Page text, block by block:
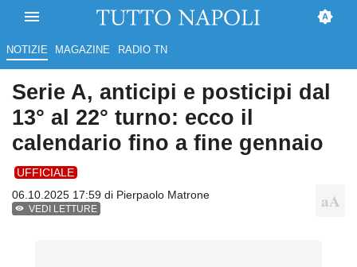
NOTIZIE MAGAZINE RADIO TN
Serie A, anticipi e posticipi dal
13° al 22° turno: ecco il
calendario fino a fine gennaio
UFFICIALE
06.10.2025 17:59 di Pierpaolo Matrone
VEDI LETTURE